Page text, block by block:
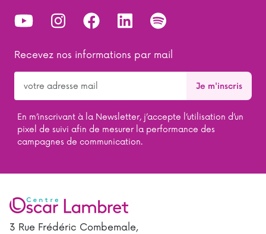
Recevez nos informations par mail
En m’inscrivant à la Newsletter, j’accepte l’utilisation d’un
pixel de suivi afin de mesurer la performance des
campagnes de communication.
3 Rue Frédéric Combemale,